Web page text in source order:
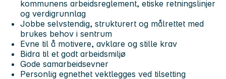
kommunens arbeidsreglement, etiske retningslinjer
og verdigrunnlag
Jobbe selvstendig, strukturert og målrettet med
brukes behov i sentrum
Evne til å motivere, avklare og stille krav
Bidra til et godt arbeidsmiljø
Gode samarbeidsevner
Personlig egnethet vektlegges ved tilsetting